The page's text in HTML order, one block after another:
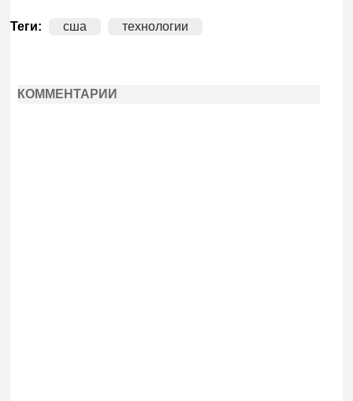
Теги: сша технологии
КОММЕНТАРИИ